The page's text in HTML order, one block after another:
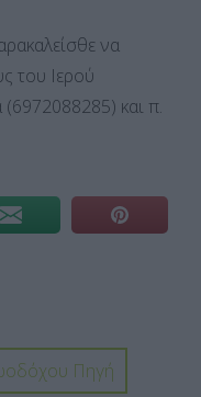
να
του Ιερού
και π.
Πηγή